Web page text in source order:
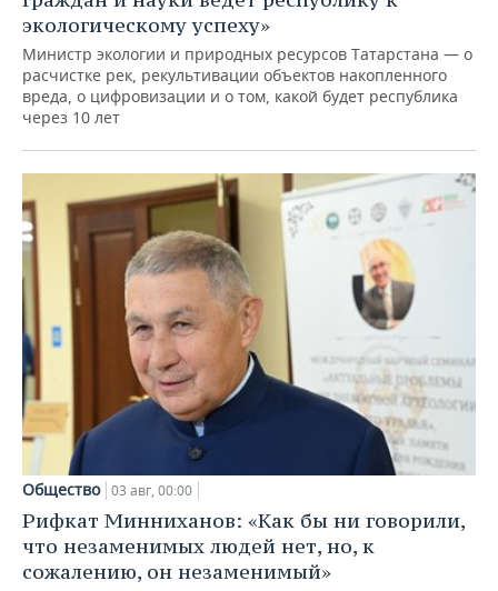
экологическому успеху»
Министр экологии и природных ресурсов Татарстана — о
расчистке рек, рекультивации объектов накопленного
вреда, о цифровизации и о том, какой будет республика
через 10 лет
Общество 03 авг, 00:00
Рифкат Минниханов: «Как бы ни говорили,
что незаменимых людей нет, но, к
сожалению, он незаменимый»